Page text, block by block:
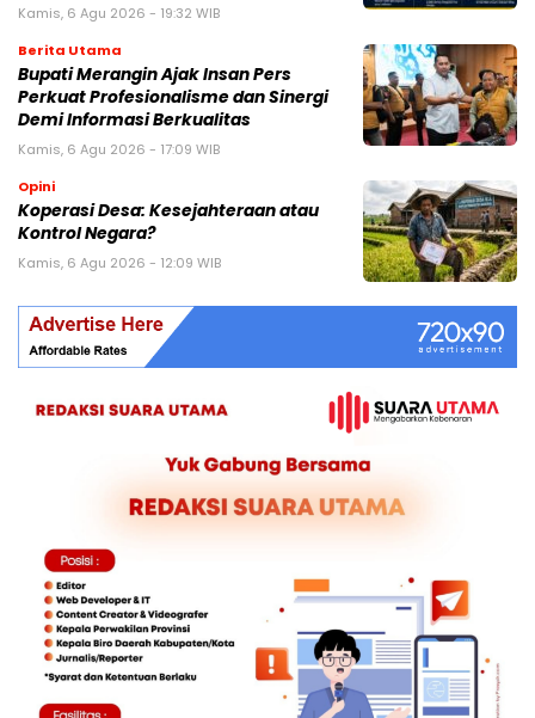
Kamis, 6 Agu 2026 - 19:32 WIB
Berita Utama
Bupati Merangin Ajak Insan Pers
Perkuat Profesionalisme dan Sinergi
Demi Informasi Berkualitas
Kamis, 6 Agu 2026 - 17:09 WIB
Opini
Koperasi Desa: Kesejahteraan atau
Kontrol Negara?
Kamis, 6 Agu 2026 - 12:09 WIB